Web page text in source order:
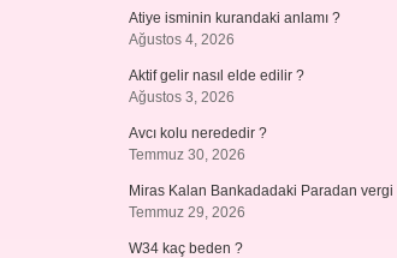
Atiye isminin kurandaki anlamı ?
Ağustos 4, 2026
Aktif gelir nasıl elde edilir ?
Ağustos 3, 2026
Avcı kolu nerededir ?
Temmuz 30, 2026
Miras Kalan Bankadadaki Paradan vergi
Temmuz 29, 2026
W34 kaç beden ?